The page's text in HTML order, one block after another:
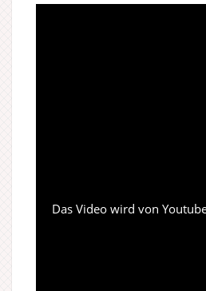
Das Video wird von